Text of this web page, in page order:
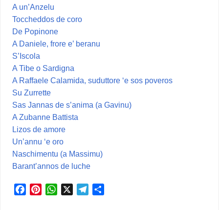
A un’Anzelu
Toccheddos de coro
De Popinone
A Daniele, frore e’ beranu
S’Iscola
A Tibe o Sardigna
A Raffaele Calamida, suduttore ‘e sos poveros
Su Zurrette
Sas Jannas de s’anima (a Gavinu)
A Zubanne Battista
Lizos de amore
Un’annu ‘e oro
Naschimentu (a Massimu)
Barant’annos de luche
P
W
X